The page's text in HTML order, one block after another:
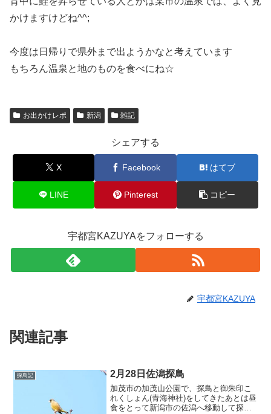
かけますけどね^^;
今度は日帰りで県外まで出ようかなと考えています
もちろん温泉と地のものを食べにね☆
お出かけレポ 新潟 雑記
シェアする
X Facebook はてブ
LINE Pinterest コピー
宇都宮KAZUYAをフォローする
宇都宮KAZUYA
関連記事
探鳥記 2月28日佐潟探鳥
加茂市の加茂山公園で、探鳥と御朱印こ
れくしょん(青海神社)をしてきたあとは昼
食をとって新潟市の佐潟へ移動して探鳥